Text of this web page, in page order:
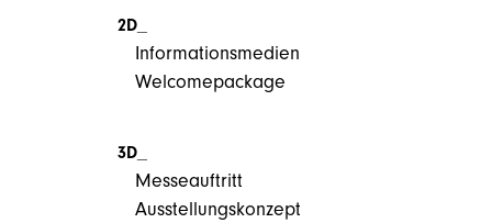
2D_
Informationsmedien
Welcomepackage
3D_
Messeauftritt
Ausstellungskonzept